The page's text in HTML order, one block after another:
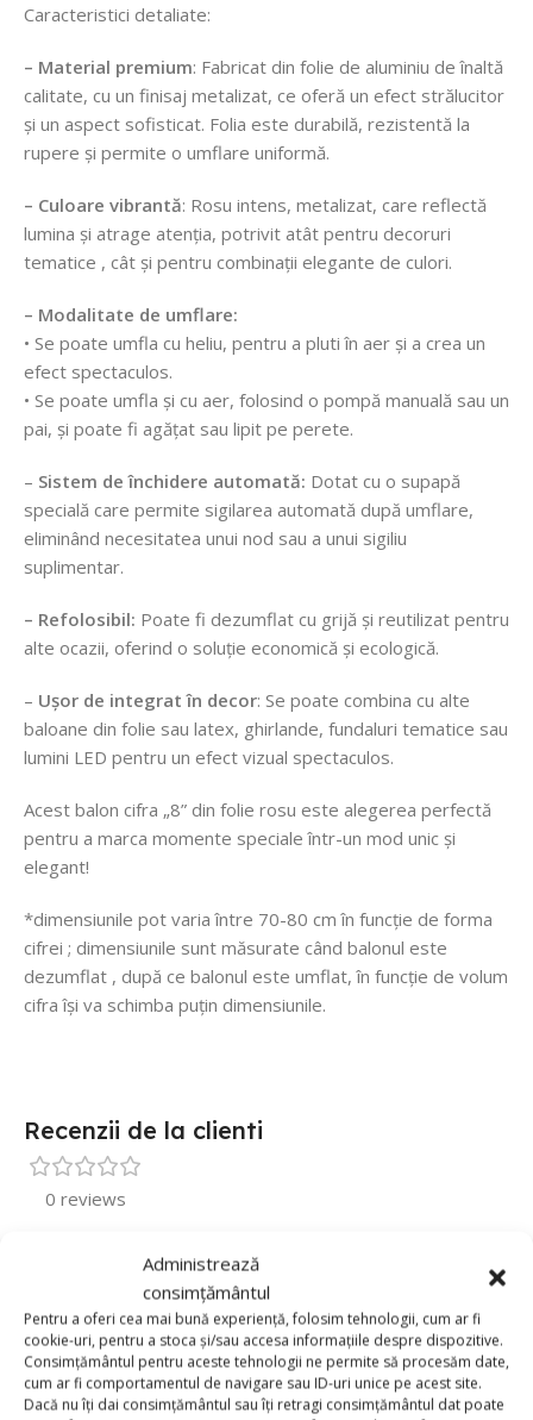
Administrează
consimțământul
Pentru a oferi cea mai bună experiență, folosim tehnologii, cum ar fi
cookie-uri, pentru a stoca și/sau accesa informațiile despre dispozitive.
Consimțământul pentru aceste tehnologii ne permite să procesăm date,
cum ar fi comportamentul de navigare sau ID-uri unice pe acest site.
Dacă nu îți dai consimțământul sau îți retragi consimțământul dat poate
Caracteristici detaliate:
– Material premium: Fabricat din folie de aluminiu de înaltă
calitate, cu un finisaj metalizat, ce oferă un efect strălucitor
și un aspect sofisticat. Folia este durabilă, rezistentă la
rupere și permite o umflare uniformă.
– Culoare vibrantă: Rosu intens, metalizat, care reflectă
lumina și atrage atenția, potrivit atât pentru decoruri
tematice , cât și pentru combinații elegante de culori.
– Modalitate de umflare:
• Se poate umfla cu heliu, pentru a pluti în aer și a crea un
efect spectaculos.
• Se poate umfla și cu aer, folosind o pompă manuală sau un
pai, și poate fi agățat sau lipit pe perete.
– Sistem de închidere automată: Dotat cu o supapă
specială care permite sigilarea automată după umflare,
eliminând necesitatea unui nod sau a unui sigiliu
suplimentar.
– Refolosibil: Poate fi dezumflat cu grijă și reutilizat pentru
alte ocazii, oferind o soluție economică și ecologică.
– Ușor de integrat în decor: Se poate combina cu alte
baloane din folie sau latex, ghirlande, fundaluri tematice sau
lumini LED pentru un efect vizual spectaculos.
Acest balon cifra „8” din folie rosu este alegerea perfectă
pentru a marca momente speciale într-un mod unic și
elegant!
*dimensiunile pot varia între 70-80 cm în funcție de forma
cifrei ; dimensiunile sunt măsurate când balonul este
dezumflat , după ce balonul este umflat, în funcție de volum
cifra își va schimba puțin dimensiunile.
Recenzii de la clienti
0 reviews
0
0
0